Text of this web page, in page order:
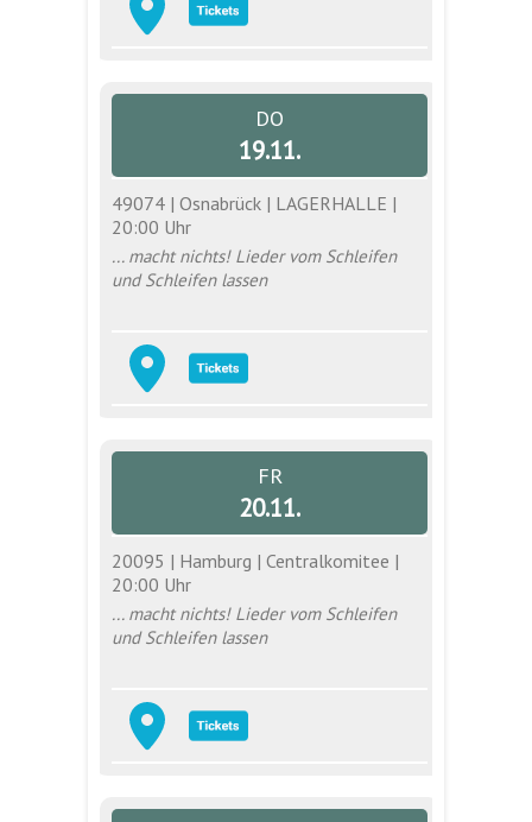
DO
19.11.
49074 | Osnabrück | LAGERHALLE |
20:00 Uhr
... macht nichts! Lieder vom Schleifen
und Schleifen lassen
FR
20.11.
20095 | Hamburg | Centralkomitee |
20:00 Uhr
... macht nichts! Lieder vom Schleifen
und Schleifen lassen